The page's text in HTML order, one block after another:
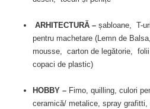
ARHITECTURĂ – șabloane, T-
pentru machetare (Lemn de
mousse, carton de legătorie,
copaci de plastic)
HOBBY – Fimo, quilling, culori
ceramică/ metalice, spray grafitti,